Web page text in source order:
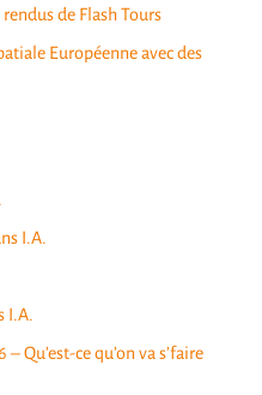
de Flash Tours
Européenne avec des
I.A.
I.A.
Qu’est-ce qu’on va s’faire